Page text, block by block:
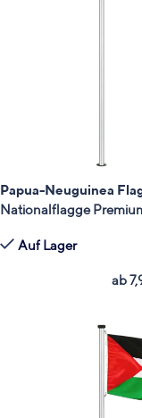
Papua-Neuguinea
Nationalflagge
Auf Lager
ab